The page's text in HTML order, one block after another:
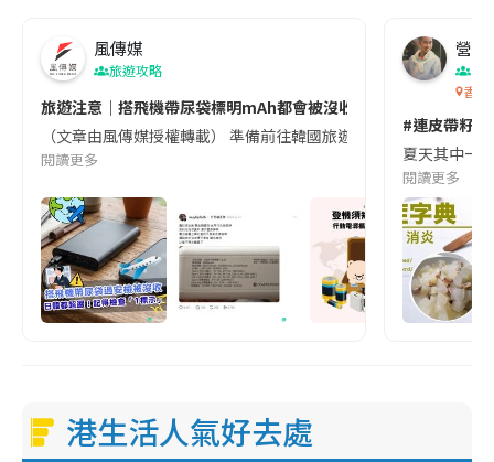
風傳媒
旅遊攻略
旅遊注意｜搭飛機帶尿袋標明mAh都會被沒收😱出發前切記檢查
（文章由風傳媒授權轉載） 準備前往韓國旅遊的民眾，近期要
閱讀更多
營養
香港
#連皮帶籽
夏天其中一
閱讀更多
港生活人氣好去處